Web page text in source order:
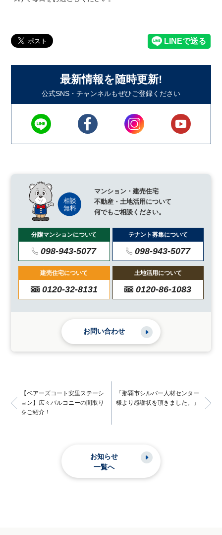
最新情報を随時更新!
公式SNS・チャンネルもぜひご登録ください
マンション・建売住宅
不動産・土地活用について
何でもご相談ください。
分譲マンションについて
098-943-5077
テナント募集について
098-943-5077
建売住宅について
0120-32-8131
土地活用について
0120-86-1083
お問い合わせ
【ベアーズコート安里ステーシ
ョン】広々バルコニーの間取り
をご紹介！
「那覇市シルバー人材センター
様より感謝状を頂きました。」
お知らせ
一覧へ